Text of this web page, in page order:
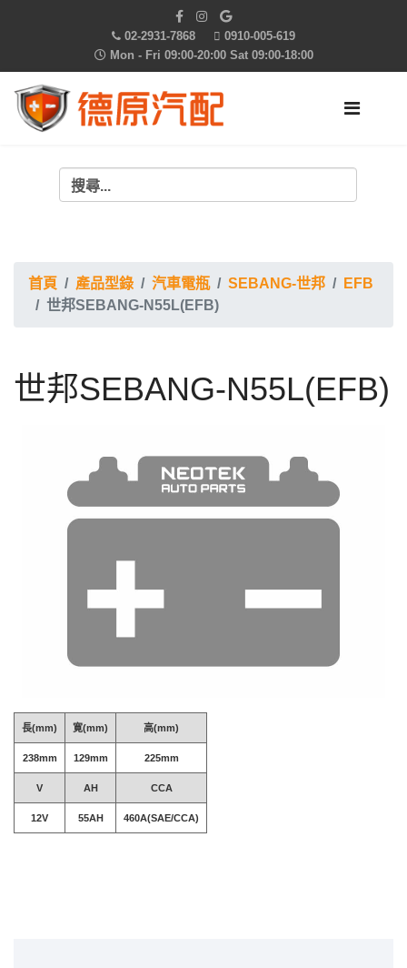
02-2931-7868
0910-005-619
Mon - Fri 09:00-20:00 Sat 09:00-18:00
首頁 產品型錄 汽車電瓶 SEBANG-世邦
EFB
世邦SEBANG-N55L(EFB)
世邦SEBANG-N55L(EFB)
長(mm) 寛(mm) 高(mm)
238mm 129mm 225mm
V AH CCA
12V 55AH 460A(SAE/CCA)